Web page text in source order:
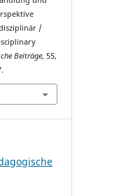
/
Beiträge, 55,